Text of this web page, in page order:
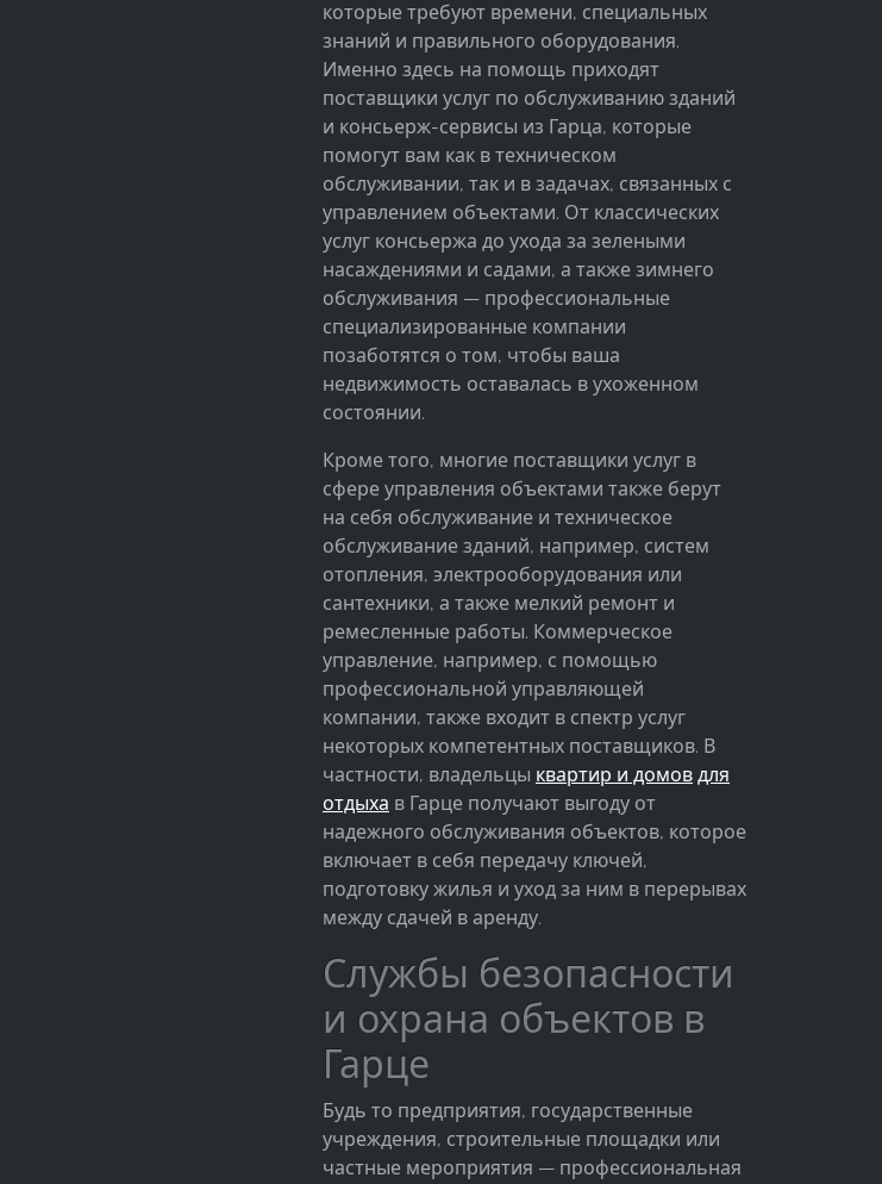
которые требуют времени, специальных
знаний и правильного оборудования.
Именно здесь на помощь приходят
поставщики услуг по обслуживанию зданий
и консьерж-сервисы из Гарца, которые
помогут вам как в техническом
обслуживании, так и в задачах, связанных с
управлением объектами. От классических
услуг консьержа до ухода за зелеными
насаждениями и садами, а также зимнего
обслуживания — профессиональные
специализированные компании
позаботятся о том, чтобы ваша
недвижимость оставалась в ухоженном
состоянии.
Кроме того, многие поставщики услуг в
сфере управления объектами также берут
на себя обслуживание и техническое
обслуживание зданий, например, систем
отопления, электрооборудования или
сантехники, а также мелкий ремонт и
ремесленные работы. Коммерческое
управление, например, с помощью
профессиональной управляющей
компании, также входит в спектр услуг
некоторых компетентных поставщиков. В
частности, владельцы квартир и домов для
отдыха в Гарце получают выгоду от
надежного обслуживания объектов, которое
включает в себя передачу ключей,
подготовку жилья и уход за ним в перерывах
между сдачей в аренду.
Службы безопасности
и охрана объектов в
Гарце
Будь то предприятия, государственные
учреждения, строительные площадки или
частные мероприятия — профессиональная